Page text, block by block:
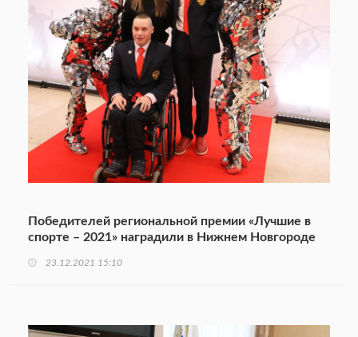
Победителей региональной премии «Лучшие в
спорте – 2021» наградили в Нижнем Новгороде
23.12.2021 15:10